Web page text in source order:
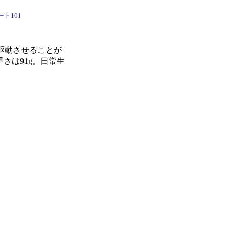
ト101
動させることが
さは91g。日常生